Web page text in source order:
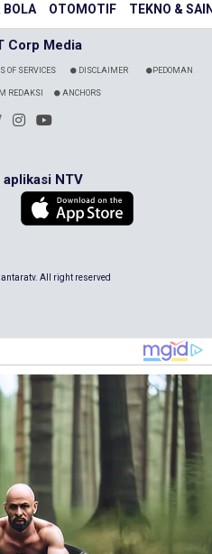
BOLA OTOMOTIF TEKNO &
Corp Media
OF SERVICES DISCLAIMER PEDOMAN
REDAKSI ANCHORS
aplikasi NTV
All right reserved